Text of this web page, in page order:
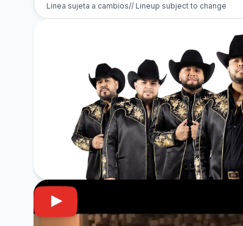
Linea sujeta a cambios// Lineup subject to change